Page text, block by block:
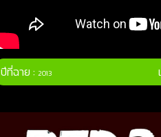
ปีที่ฉาย :2013